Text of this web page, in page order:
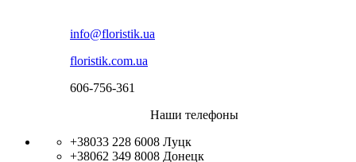
info@floristik.ua
floristik.com.ua
606-756-361
Наши телефоны
+38033 228 6008 Луцк
+38062 349 8008 Донецк